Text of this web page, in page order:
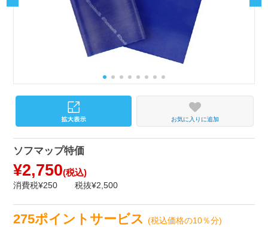
お気に入りに追加
ソフマップ特価
¥2,750(税込)
消費税¥250 税抜¥2,500
275ポイントサービス(税込価格の10％分)